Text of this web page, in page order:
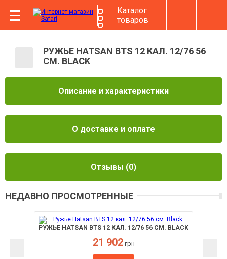
Каталог
товаров
РУЖЬЕ HATSAN BTS 12 КАЛ. 12/76 56
СМ. BLACK
Описание и характеристики
О доставке и оплате
Отзывы (0)
НЕДАВНО ПРОСМОТРЕННЫЕ
РУЖЬЕ HATSAN BTS 12 КАЛ. 12/76 56 СМ. BLACK
21 902 грн